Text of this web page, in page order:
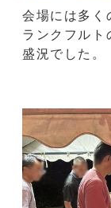
会場には多く
ランクフルト
盛況でした。